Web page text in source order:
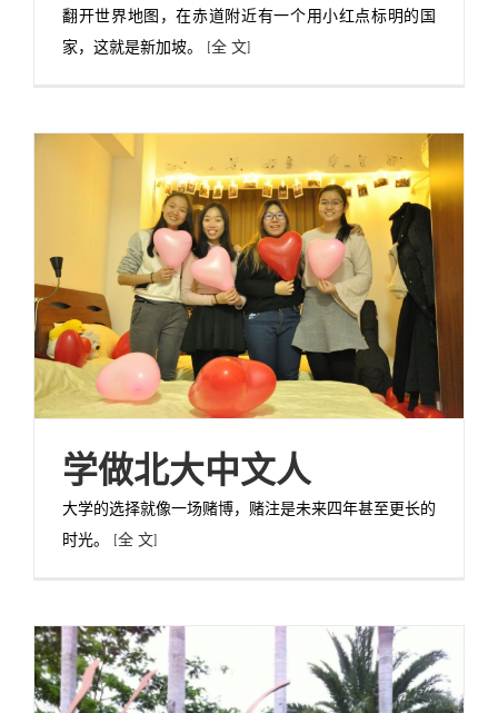
翻开世界地图，在赤道附近有一个用小红点标明的国
家，这就是新加坡。 [全 文]
学做北大中文人
大学的选择就像一场赌博，赌注是未来四年甚至更长的
时光。 [全 文]